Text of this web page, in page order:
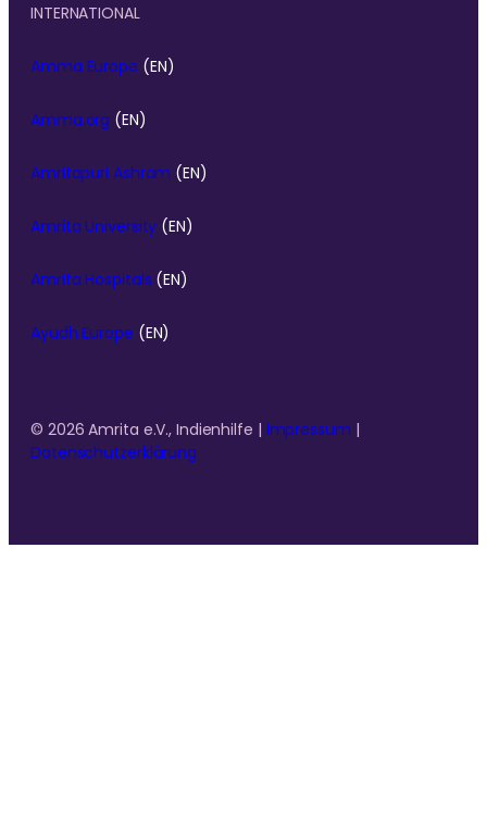
INTERNATIONAL
Amma Europe (EN)
Amma.org (EN)
Amritapuri Ashram (EN)
Amrita University (EN)
Amrita Hospitals (EN)
Ayudh Europe (EN)
© 2026 Amrita e.V., Indienhilfe | Impressum |
Datenschutzerklärung